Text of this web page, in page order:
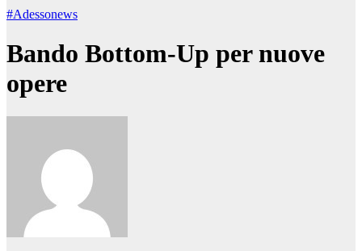
#Adessonews
Bando Bottom-Up per nuove
opere